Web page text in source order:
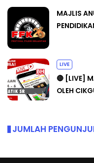
MAJLIS
LIVE
🔴 [LIVE]
OLEH
JUMLAH